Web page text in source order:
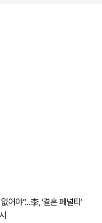
어야”…李, ‘결혼 페널티’